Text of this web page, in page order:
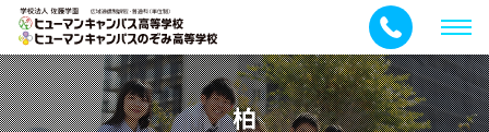
メ
ニ
ュ
ー
柏